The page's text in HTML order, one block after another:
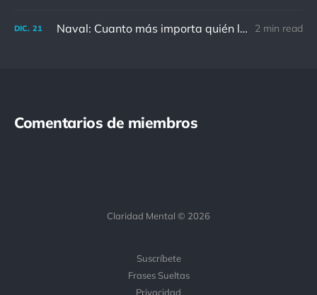
DIC. 21 Naval: Cuanto más importa quién lo ha dicho, menos importa en realidad 2 min read
Comentarios de miembros
Claridad Mental © 2026
Suscríbete
Frases Sueltas
Privacidad